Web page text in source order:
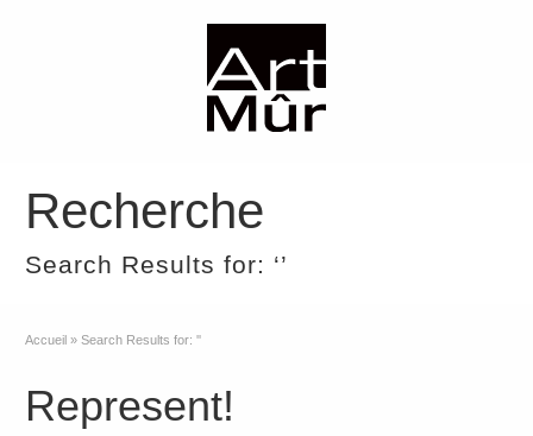
Recherche
Search Results for: ‘’
Accueil » Search Results for: ''
Represent!